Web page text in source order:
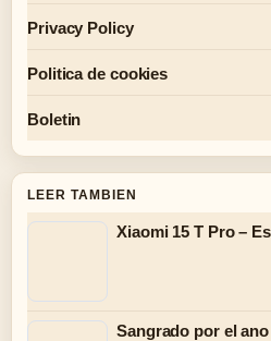
Privacy Policy
Politica de cookies
Boletin
LEER TAMBIEN
Xiaomi 15 T Pro –
Sangrado por el